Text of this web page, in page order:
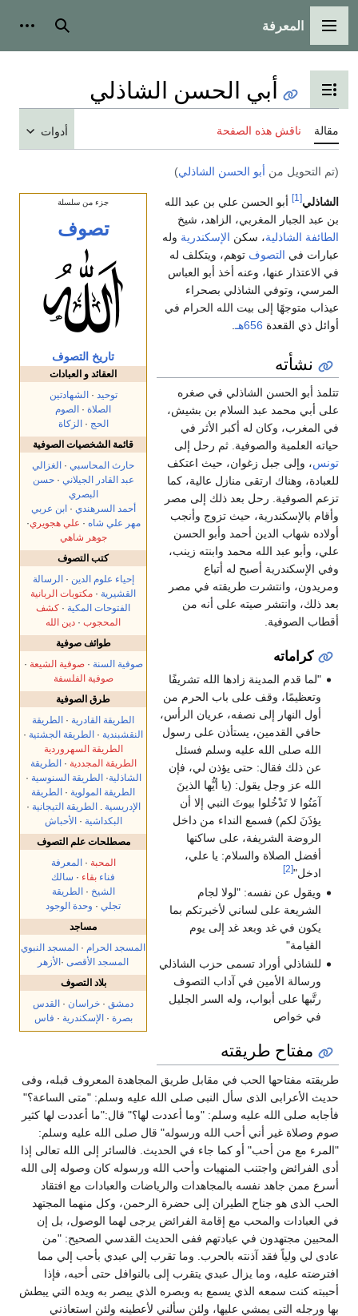
القائمة الرئيسية
المعرفة بحث
تبديل عرض جدول المحتويات
أبي الحسن الشاذلي
مقالة ناقش هذه الصفحة أدوات
(تم التحويل من أبو الحسن الشاذلي)
جزء من سلسلة
تصوف
تاريخ التصوف
العقائد و العبادات
توحيد · الشهادتين
الصلاة · الصوم
الحج · الزكاة
قائمة الشخصيات الصوفية
حارث المحاسبي · الغزالي
عبد القادر الجيلاني ·حسن
البصري
أحمد السرهندي · ابن عربي
مهر علي شاه · علي هجويري·
جوهر شاهي
كتب التصوف
إحياء علوم الدين · الرسالة
القشيرية · مكتوبات الربانية
الفتوحات المكية · كشف
المحجوب · دين الله
طوائف صوفية
صوفية السنة ·صوفية الشيعة ·
صوفية الفلسفة
طرق الصوفية
الطريقة القادرية · الطريقة
النقشبندية · الطريقة الجشتية ·
الطريقة السهروردية
الطريقة المجددية · الطريقة
الشاذلية· الطريقة السنوسية ·
الطريقة المولوية · الطريقة
الإدريسية . الطريقة التيجانية ·
البكداشية · الأحباش
مصطلحات علم التصوف
المحبة · المعرفة
فناء بقاء · سالك
الشيخ · الطريقة
تجلي · وحدة الوجود
مساجد
المسجد الحرام · المسجد النبوي
المسجد الأقصى · الأزهر
بلاد التصوف
دمشق · خراسان · القدس
بصرة · الإسكندرية · فاس
الشاذلي[1]
أبو الحسن علي بن عبد الله
بن عبد الجبار المغربي، الزاهد، شيخ
الطائفة الشاذلية، سكن الإسكندرية وله
عبارات في التصوف توهم، ويتكلف له
في الاعتذار عنها، وعنه أخذ أبو العباس
المرسي، وتوفي الشاذلي بصحراء
عيذاب متوجهًا إلى بيت الله الحرام في
أوائل ذي القعدة 656هـ
نشأته
تتلمذ أبو الحسن الشاذلي في صغره
على أبي محمد عبد السلام بن بشيش،
في المغرب، وكان له أكبر الأثر في
حياته العلمية والصوفية. ثم رحل إلى
تونس، وإلى جبل زغوان، حيث اعتكف
للعبادة، وهناك ارتقى منازل عالية، كما
تزعم الصوفية. رحل بعد ذلك إلى مصر
وأقام بالإسكندرية، حيث تزوج وأنجب
أولاده شهاب الدين أحمد وأبو الحسن
علي، وأبو عبد الله محمد وابنته زينب،
وفي الإسكندرية أصبح له أتباع
ومريدون، وانتشرت طريقته في مصر
بعد ذلك، وانتشر صيته على أنه من
أقطاب الصوفية.
كراماته
"لما قدم المدينة زادها الله تشريفًا
وتعظيمًا، وقف على باب الحرم من
أول النهار إلى نصفه، عريان الرأس،
حافي القدمين، يستأذن على رسول
الله صلى الله عليه وسلم فسئل
عن ذلك فقال: حتى يؤذن لي، فإن
الله عز وجل يقول: (يا أيُّها الذينَ
آمَنُوا لا تَدْخُلوا بيوتَ النبي إلا أن
يؤذَنَ لكم) فسمع النداء من داخل
الروضة الشريفة، على ساكنها
أفضل الصلاة والسلام: يا علي،
ادخل"[2]
ويقول عن نفسه: "لولا لجام
الشريعة على لساني لأخبرتكم بما
يكون في غد وبعد غد إلى يوم
القيامة"
للشاذلي أوراد تسمى حزب الشاذلي
ورسالة الأمين في آداب التصوف
رتَّبها على أبواب، وله السر الجليل
في خواص
مفتاح طريقته
طريقته مفتاحها الحب في مقابل طريق المجاهدة المعروف قبله، وفى
حديث الأعرابى الذى سأل النبى صلى الله عليه وسلم: "متى الساعة؟"
فأجابه صلى الله عليه وسلم: "وما أعددت لها؟" قال:"ما أعددت لها كثير
صوم وصلاة غير أني أحب الله ورسوله" قال صلى الله عليه وسلم:
"المرء مع من أحب" أو كما جاء في الحديث. فالسائر إلى الله تعالى إذا
أدى الفرائض واجتنب المنهيات وأحب الله ورسوله كان وصوله إلى الله
أسرع ممن جاهد نفسه بالمجاهدات والرياضات والعبادات مع افتقاد
الحب الذى هو جناح الطيران إلى حضرة الرحمن، وكل منهما المجتهد
في العبادات والمحب مع إقامة الفرائض يرجى لهما الوصول، بل إن
المحبين مجتهدون في عبادتهم ففى الحديث القدسي الصحيح: "من
عادى لي ولياً فقد آذنته بالحرب. وما تقرب إلي عبدي بأحب إلي مما
افترضته عليه، وما يزال عبدي يتقرب إلى بالنوافل حتى أحبه، فإذا
أحببته كنت سمعه الذي يسمع به وبصره الذي يبصر به ويده التي يبطش
بها ورجله التى يمشي عليها، ولئن سألني لأعطينه ولئن استعاذني